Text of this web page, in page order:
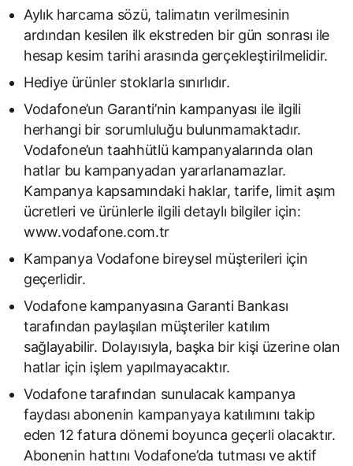
Aylık harcama sözü, talimatın verilmesinin
ardından kesilen ilk ekstreden bir gün sonrası ile
hesap kesim tarihi arasında gerçekleştirilmelidir.
Hediye ürünler stoklarla sınırlıdır.
Vodafone’un Garanti’nin kampanyası ile ilgili
herhangi bir sorumluluğu bulunmamaktadır.
Vodafone’un taahhütlü kampanyalarında olan
hatlar bu kampanyadan yararlanamazlar.
Kampanya kapsamındaki haklar, tarife, limit aşım
ücretleri ve ürünlerle ilgili detaylı bilgiler için:
www.vodafone.com.tr
Kampanya Vodafone bireysel müşterileri için
geçerlidir.
Vodafone kampanyasına Garanti Bankası
tarafından paylaşılan müşteriler katılım
sağlayabilir. Dolayısıyla, başka bir kişi üzerine olan
hatlar için işlem yapılmayacaktır.
Vodafone tarafından sunulacak kampanya
faydası abonenin kampanyaya katılımını takip
eden 12 fatura dönemi boyunca geçerli olacaktır.
Abonenin hattını Vodafone’da tutması ve aktif